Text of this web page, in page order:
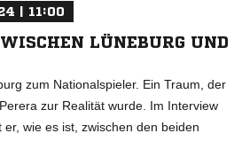
| 11:00
LÜNEBURG UND
zum Nationalspieler. Ein Traum, der
zur Realität wurde. Im Interview
er, wie es ist, zwischen den beiden